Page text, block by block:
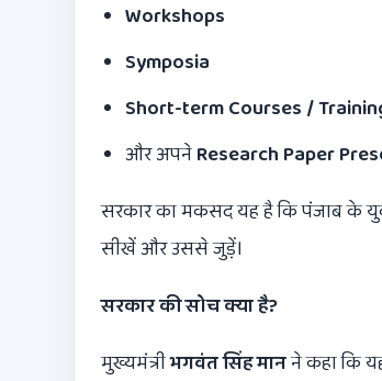
Workshops
Symposia
Short-term Courses /
और अपनेResearch Paper
सरकार का मकसद यह है कि पंजाब के
सीखें और उससे जुड़ें।
सरकार की सोच क्या है?
मुख्यमंत्रीभगवंत सिंह मानने कहा कि